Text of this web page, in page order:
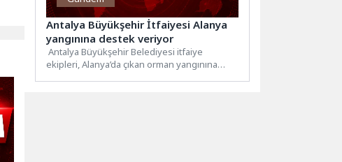
Antalya Büyükşehir İtfaiyesi Alanya
yangınına destek veriyor
Antalya Büyükşehir Belediyesi itfaiye
ekipleri, Alanya’da çıkan orman yangınına